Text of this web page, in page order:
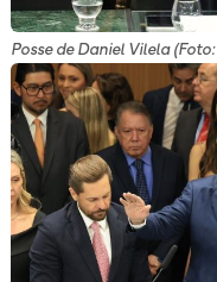
Posse de Daniel Vilela